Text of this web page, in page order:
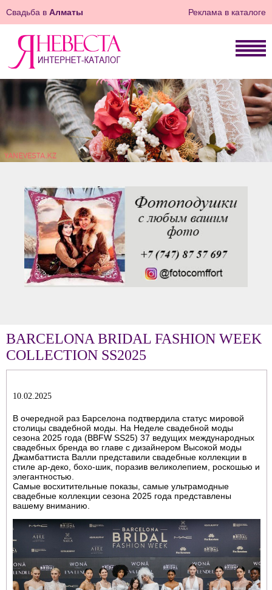
Свадьба в Алматы Реклама в каталоге
BARCELONA BRIDAL FASHION WEEK
COLLECTION SS2025
10.02.2025
В очередной раз Барселона подтвердила статус мировой
столицы свадебной моды. На Неделе свадебной моды
сезона 2025 года (BBFW SS25) 37 ведущих международных
свадебных бренда во главе с дизайнером Высокой моды
Джамбаттиста Валли представили свадебные коллекции в
стиле ар-деко, бохо-шик, поразив великолепием, роскошью и
элегантностью.
Самые восхитительные показы, самые ультрамодные
свадебные коллекции сезона 2025 года представлены
вашему вниманию.